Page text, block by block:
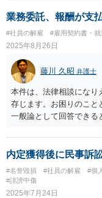
て、詳細で分析していた
ますよう祈念しておりま
業務委託、報酬が支
#社員の解雇 #雇用契約書・
2025年8月26日
藤川 久昭 弁護士
本件は、法律相談になり
存じます。お困りのこと
一般論として回答できる
件は、契約書、業務実態
素人判断は大いに危険で
は、関係した法理等に
してもらい、今後の対応
う祈念しております。納
内定獲得後に民事訴
#名誉毀損 #社員の解雇 #個
#誹謗中傷
2025年7月24日